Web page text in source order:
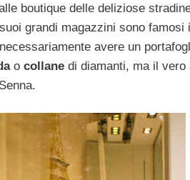
boutique delle deliziose
grandi magazzini sono famosi
avere un
o collane di diamanti, ma il